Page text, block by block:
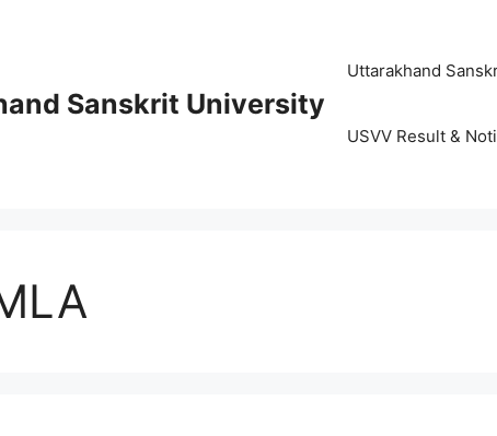
Sanskrit University
Uttarakhand
USVV Result &